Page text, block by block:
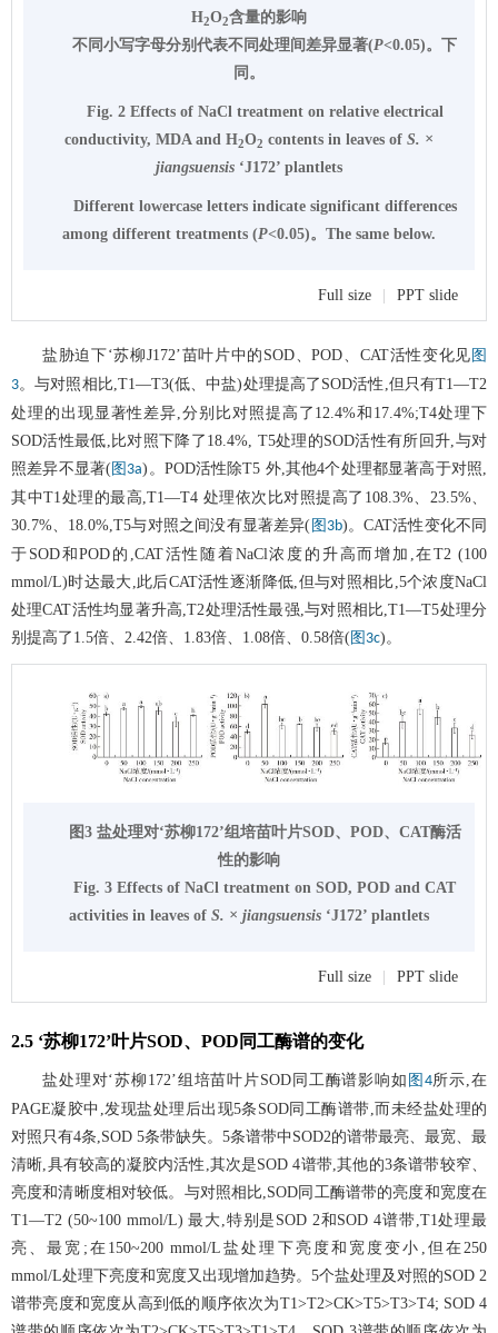
H2O2含量的影响
不同小写字母分别代表不同处理间差异显著(P<0.05)。下
同。
Fig. 2 Effects of NaCl treatment on relative electrical
conductivity, MDA and H2O2 contents in leaves of S. ×
jiangsuensis ‘J172’ plantlets
Different lowercase letters indicate significant differences
among different treatments (P<0.05)。The same below.
Full size PPT slide
盐胁迫下‘苏柳J172’苗叶片中的SOD、POD、CAT活性变化见 图
3。与对照相比,T1—T3(低、中盐)处理提高了SOD活性,但只有T1—T2
处理的出现显著性差异,分别比对照提高了12.4%和17.4%;T4处理下
SOD活性最低,比对照下降了18.4%, T5处理的SOD活性有所回升,与对
照差异不显著(图3a)。POD活性除T5 外,其他4个处理都显著高于对照,
其中T1处理的最高,T1—T4 处理依次比对照提高了108.3%、23.5%、
30.7%、18.0%,T5与对照之间没有显著差异( 图3b)。CAT活性变化不同
于SOD和POD的,CAT活性随着NaCl浓度的升高而增加,在T2 (100
mmol/L)时达最大,此后CAT活性逐渐降低,但与对照相比,5个浓度NaCl
处理CAT活性均显著升高,T2处理活性最强,与对照相比,T1—T5处理分
别提高了1.5倍、2.42倍、1.83倍、1.08倍、0.58倍(图3c)。
图3 盐处理对‘苏柳172’组培苗叶片SOD、POD、CAT酶活
性的影响
Fig. 3 Effects of NaCl treatment on SOD, POD and CAT
activities in leaves of S. × jiangsuensis ‘J172’ plantlets
Full size PPT slide
2.5 ‘苏柳172’叶片SOD、POD同工酶谱的变化
盐处理对‘苏柳172’组培苗叶片SOD同工酶谱影响如 图4所示,在
PAGE凝胶中,发现盐处理后出现5条SOD同工酶谱带,而未经盐处理的
对照只有4条,SOD 5条带缺失。5条谱带中SOD2的谱带最亮、最宽、最
清晰,具有较高的凝胶内活性,其次是SOD 4谱带,其他的3条谱带较窄、
亮度和清晰度相对较低。与对照相比,SOD同工酶谱带的亮度和宽度在
T1—T2 (50~100 mmol/L) 最大,特别是SOD 2和SOD 4谱带,T1处理最
亮、最宽;在150~200 mmol/L盐处理下亮度和宽度变小,但在250
mmol/L处理下亮度和宽度又出现增加趋势。5个盐处理及对照的SOD 2
谱带亮度和宽度从高到低的顺序依次为T1>T2>CK>T5>T3>T4; SOD 4